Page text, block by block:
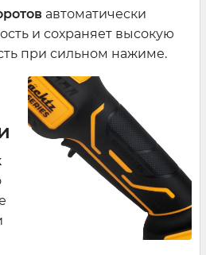
автоматически
и сохраняет высокую
при сильном нажиме.